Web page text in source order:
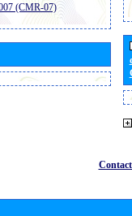
(CMR-07)